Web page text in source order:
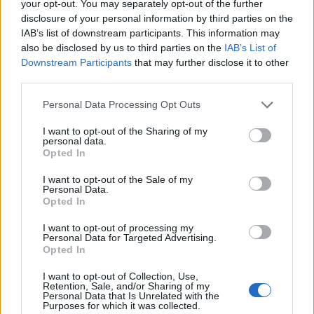
your opt-out. You may separately opt-out of the further
disclosure of your personal information by third parties on the
IAB’s list of downstream participants. This information may
also be disclosed by us to third parties on the IAB’s List of
Downstream Participants that may further disclose it to other
Personal Data Processing Opt Outs
I want to opt-out of the Sharing of my
personal data.
Opted In
I want to opt-out of the Sale of my
Personal Data.
Opted In
I want to opt-out of processing my
Personal Data for Targeted Advertising.
Opted In
I want to opt-out of Collection, Use,
Retention, Sale, and/or Sharing of my
Personal Data that Is Unrelated with the
Purposes for which it was collected.
Resumen de datos de la ruta entre Cuenca y
Pineda+de+mar+girona
combustible
por litro
Gasto
5l/100km 7l/100km
10l/100km
Gasolina 95
0,00€
Gasolina 98 0,00€
-43 62l.- 0,00€
0,00€ 31l.-
0,00€
43
0,00€
62l.- 0,00€
0,00€
0,00€
Estado del tráfico e incidencias de la DGT en